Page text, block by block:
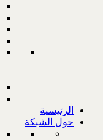
الرئيسية
حول الشبكة